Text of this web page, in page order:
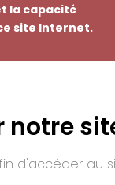
la capacité
site Internet.
notre
d'accéder au